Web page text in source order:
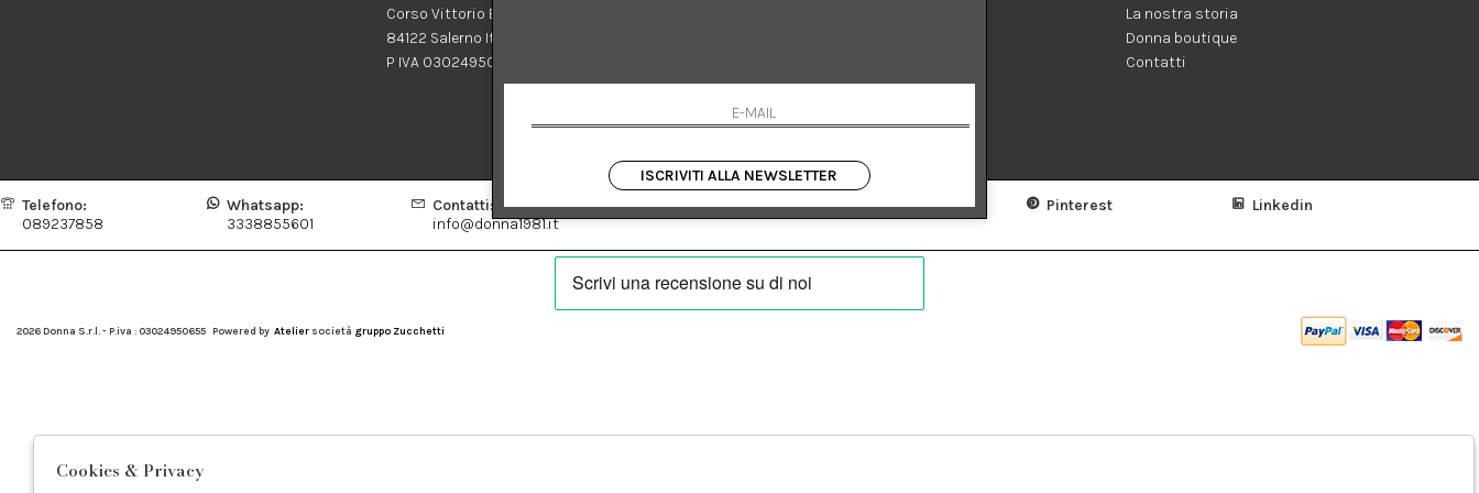
Corso Vittorio Emanuele 182
84122 Salerno Italia
P IVA 03024950655
Termini e condizioni
Condizioni di vendita
Spedizione
La nostra storia
Donna boutique
Contatti
Telefono:
089237858
Whatsapp:
3338855601
Contatti:
info@donna1981.it
Facebook Instagram Pinterest Linkedin
2026 Donna S.r.l. - P.iva : 03024950655 Powered by Atelier società gruppo Zucchetti
ISCRIVITI ALLA NEWSLETTER
Cookies & Privacy